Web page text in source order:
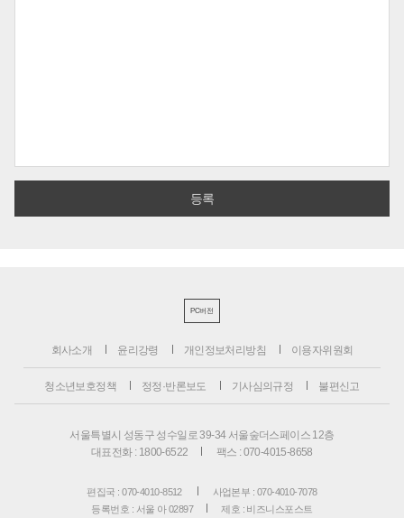
PC버전
회사소개 윤리강령 개인정보처리방침 이용자위원회
청소년보호정책 정정·반론보도 기사심의규정 불편신고
서울특별시 성동구 성수일로 39-34 서울숲더스페이스 12층
대표전화 : 1800-6522
팩스 : 070-4015-8658
편집국 : 070-4010-8512
사업본부 : 070-4010-7078
등록번호 : 서울 아 02897
제호 : 비즈니스포스트